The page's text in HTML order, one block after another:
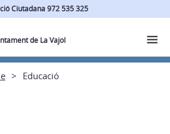
Ciutadana 972 535 325
de La Vajol
Educació